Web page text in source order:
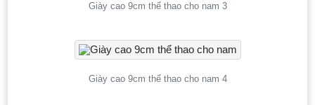
Giày cao 9cm thể thao cho nam 3
Giày cao 9cm thể thao cho nam 4